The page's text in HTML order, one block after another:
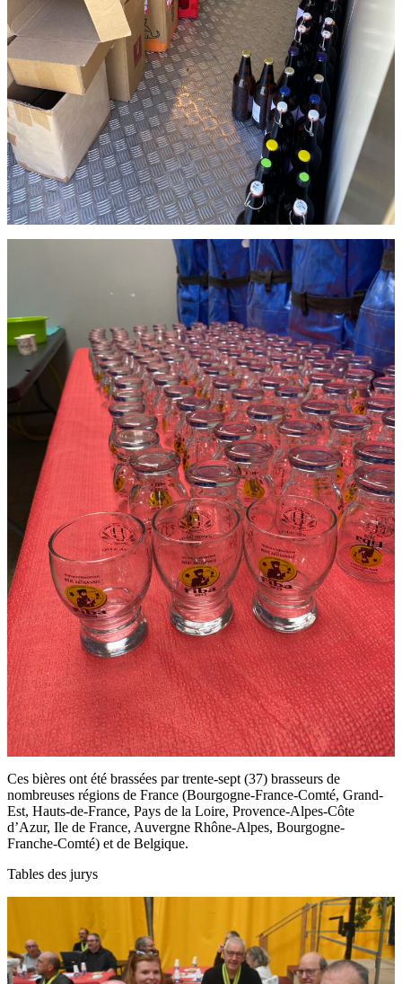
Ces bières ont été brassées par trente-sept (37) brasseurs de
nombreuses régions de France (Bourgogne-France-Comté, Grand-
Est, Hauts-de-France, Pays de la Loire, Provence-Alpes-Côte
d’Azur, Ile de France, Auvergne Rhône-Alpes, Bourgogne-
Franche-Comté) et de Belgique.
Tables des jurys